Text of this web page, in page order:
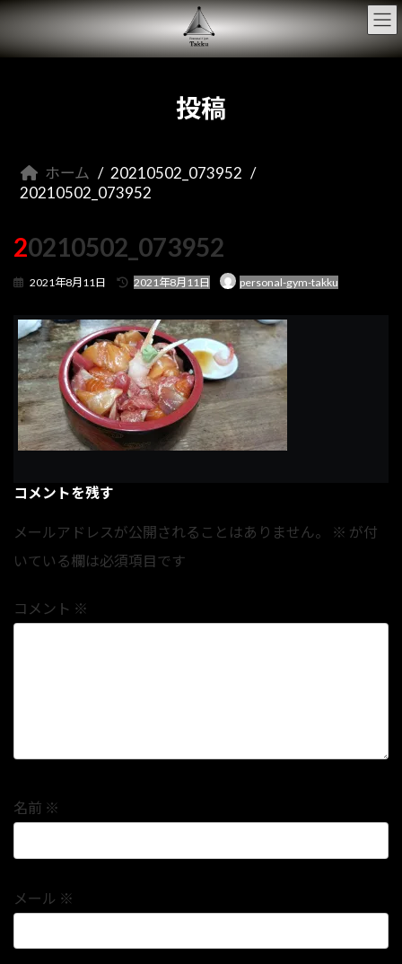
コ
テ
ナ
ゲ
投稿
ホーム
20210502_073952
20210502_073952
20210502_073952
2021年8月11日
最
新
日
時
:
2021年8月11日 personal-gym-takku
コメントを残す
メールアドレスが公開されることはありません。 ※ が付
いている欄は必須項目です
コメント ※
名前 ※
メール ※